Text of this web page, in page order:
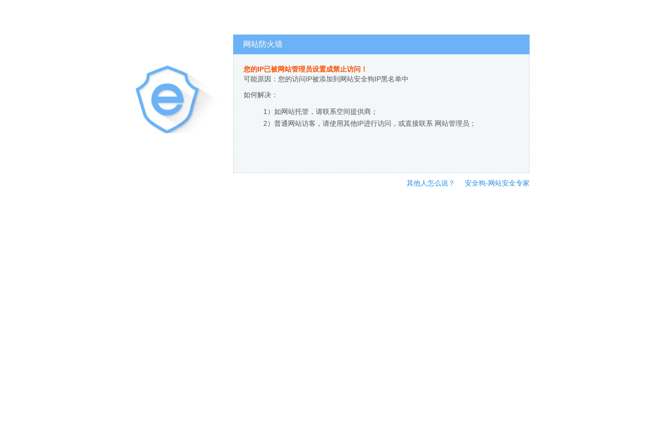
网站防火墙
您的IP已被网站管理员设置成禁止访问！
可能原因：您的访问IP被添加到网站安全狗IP黑名单中
如何解决：
1）如网站托管，请联系空间提供商；
2）普通网站访客，请使用其他IP进行访问，或直接联系 网站管理员；
其他人怎么说？ 安全狗-网站安全专家